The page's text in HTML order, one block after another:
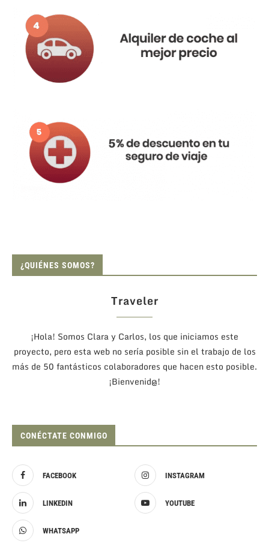
¿QUIÉNES SOMOS?
Traveler
¡Hola! Somos Clara y Carlos, los que iniciamos este
proyecto, pero esta web no sería posible sin el trabajo de los
más de 50 fantásticos colaboradores que hacen esto posible.
¡Bienvenid@!
CONÉCTATE CONMIGO
FACEBOOK INSTAGRAM
LINKEDIN YOUTUBE
WHATSAPP